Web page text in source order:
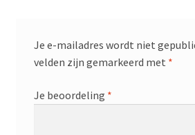
Je e-mailadres wordt niet
velden zijn gemarkeerd met *
Je beoordeling *